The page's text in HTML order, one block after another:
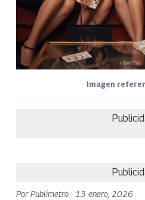
Imagen
PorPublimetro 13 enero, 2026